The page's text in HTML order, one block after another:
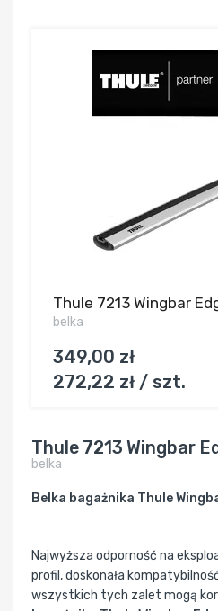
Thule 7213 Wingbar
belka
349,00 zł
272,22 zł / szt.
Thule 7213 Wingbar
belka
Belka bagażnika Thule
Najwyższa odporność na
profil, doskonała
wszystkich tych zalet mogą